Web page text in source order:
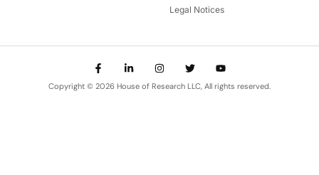
Legal Notices
Copyright © 2026 House of Research LLC, All rights reserved.